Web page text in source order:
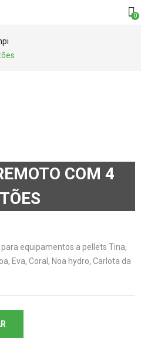
0
COM 4
equipamentos a pellets Tina,
Eva, Coral, Noa hydro, Carlota da